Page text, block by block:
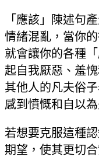
「應該」陳述句
情緒混亂，當你
就會讓你的各種
起自我厭惡、羞
其他人的凡夫俗
感到憤慨和自以為
若想要克服這種
期望，使其更切